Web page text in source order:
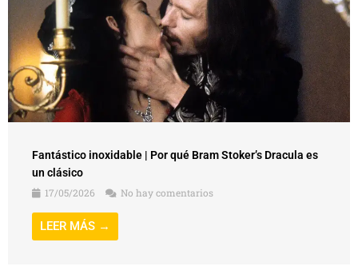
Fantástico inoxidable | Por qué Bram Stoker’s Dracula es
un clásico
17/05/2026
No hay comentarios
LEER MÁS →